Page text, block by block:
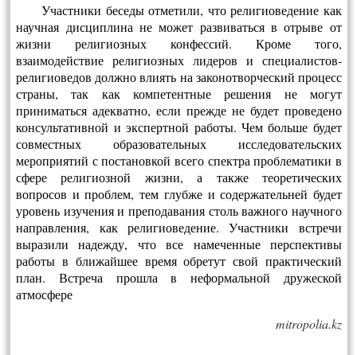
Участники беседы отметили, что религиоведение как
научная дисциплина не может развиваться в отрыве от
жизни религиозных конфессий. Кроме того,
взаимодействие религиозных лидеров и специалистов-
религиоведов должно влиять на законотворческий процесс
страны, так как компетентные решения не могут
приниматься адекватно, если прежде не будет проведено
консультативной и экспертной работы. Чем больше будет
совместных образовательных исследовательских
мероприятий с постановкой всего спектра проблематики в
сфере религиозной жизни, а также теоретических
вопросов и проблем, тем глубже и содержательней будет
уровень изучения и преподавания столь важного научного
направления, как религиоведение. Участники встречи
выразили надежду, что все намеченные перспективы
работы в ближайшее время обретут свой практический
план. Встреча прошла в неформальной дружеской
атмосфере
mitropolia.kz